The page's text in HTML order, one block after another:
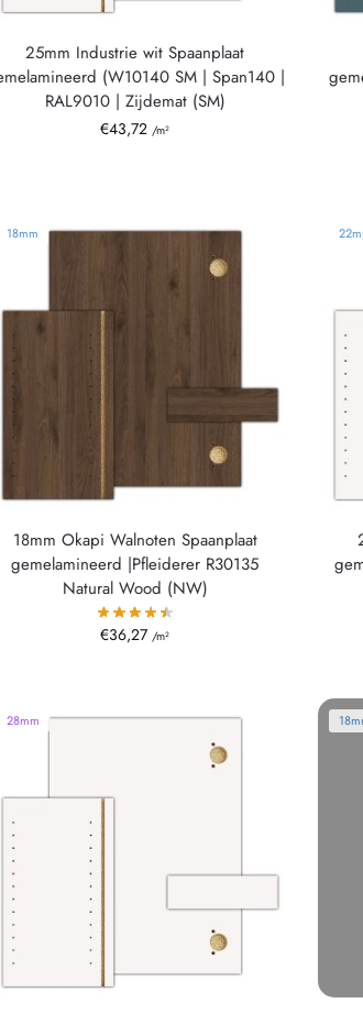
25mm Industrie wit Spaanplaat
(W10140 SM | Span140 |
RAL9010 | Zijdemat (SM)
€43,72 /m²
18mm
18mm Okapi Walnoten Spaanplaat
gemelamineerd |Pfleiderer R30135
Natural Wood (NW)
€36,27 /m²
28mm